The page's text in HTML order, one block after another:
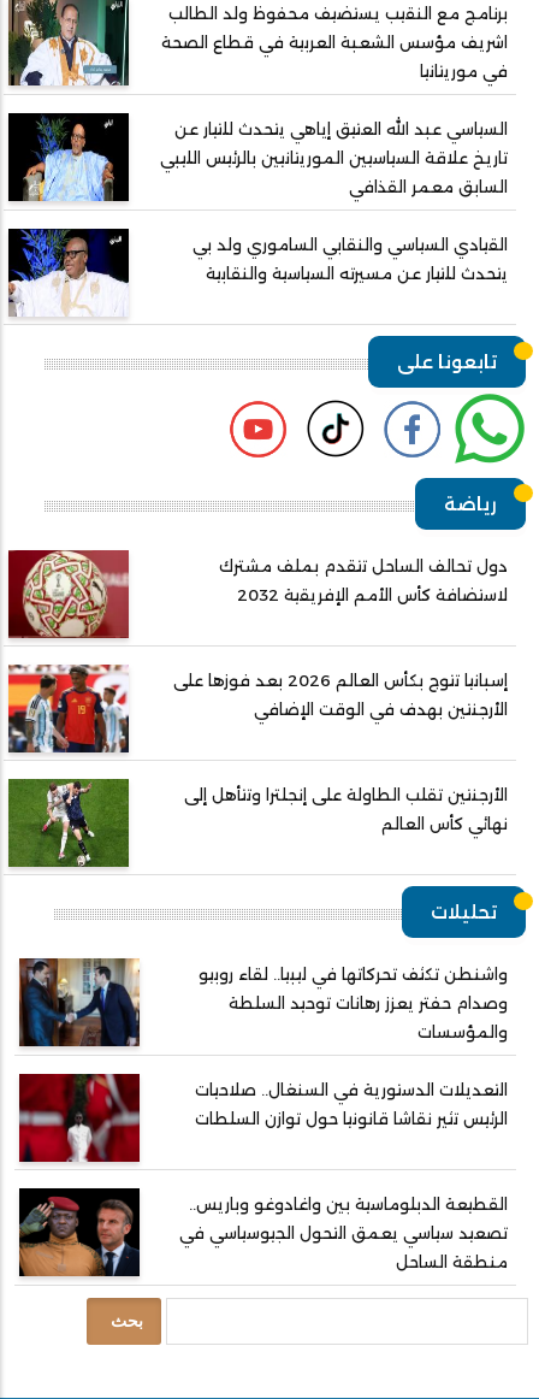
برنامج مع النقيب يستضيف محفوظ ولد الطالب
اشريف مؤسس الشعبة العربية في قطاع الصحة
في موريتانيا
السياسي عبد الله العتيق إياهي يتحدث للتيار عن
تاريخ علاقة السياسيين الموريتانيين بالرئيس الليبي
السابق معمر القذافي
القيادي السياسي والنقابي الساموري ولد بي
يتحدث للتيار عن مسيرته السياسية والنقابية
تابعونا على
رياضة
دول تحالف الساحل تتقدم بملف مشترك
لاستضافة كأس الأمم الإفريقية 2032
إسبانيا تتوج بكأس العالم 2026 بعد فوزها على
الأرجنتين بهدف في الوقت الإضافي
الأرجنتين تقلب الطاولة على إنجلترا وتتأهل إلى
نهائي كأس العالم
تحليلات
واشنطن تكثف تحركاتها في ليبيا.. لقاء روبيو
وصدام حفتر يعزز رهانات توحيد السلطة
والمؤسسات
التعديلات الدستورية في السنغال.. صلاحيات
الرئيس تثير نقاشا قانونيا حول توازن السلطات
القطيعة الدبلوماسية بين واغادوغو وباريس..
تصعيد سياسي يعمق التحول الجيوسياسي في
منطقة الساحل